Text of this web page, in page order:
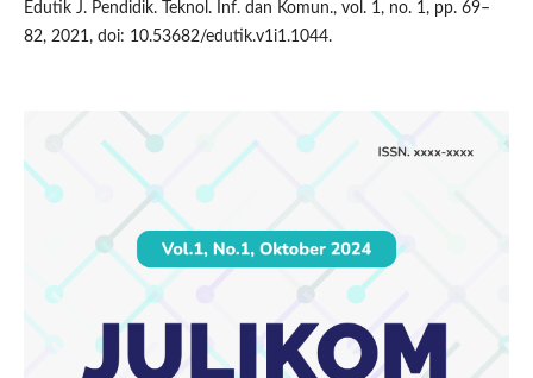
Edutik J. Pendidik. Teknol. Inf. dan Komun., vol. 1, no. 1, pp. 69–
82, 2021, doi: 10.53682/edutik.v1i1.1044.